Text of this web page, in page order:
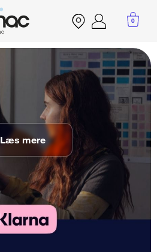
Account
menu
0
Læs mere